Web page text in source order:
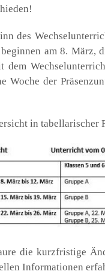
des
am 8. März,
dem
Woche der
in tabel­la­ri­scher
die kurz­fris­ti­ge
Infor­ma­tio­nen